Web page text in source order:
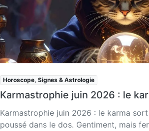
Horoscope, Signes & Astrologie
Karmastrophie juin 2026 : le
Karmastrophie juin 2026 : le karma
poussé dans le dos. Gentiment, mais